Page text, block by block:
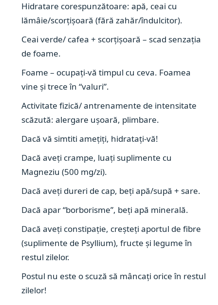
Hidratare corespunzătoare: apă, ceai cu
lămâie/scorțișoară (fără zahăr/îndulcitor).
Ceai verde/ cafea + scorțișoară – scad senzația
de foame.
Foame – ocupați-vă timpul cu ceva. Foamea
vine și trece în “valuri”.
Activitate fizică/ antrenamente de intensitate
scăzută: alergare ușoară, plimbare.
Dacă vă simtiti amețiți, hidratați-vă!
Dacă aveți crampe, luați suplimente cu
Magneziu (500 mg/zi).
Dacă aveți dureri de cap, beți apă/supă + sare.
Dacă apar “borborisme”, beți apă minerală.
Dacă aveți constipație, creșteți aportul de fibre
(suplimente de Psyllium), fructe și legume în
restul zilelor.
Postul nu este o scuză să mâncați orice în restul
zilelor!